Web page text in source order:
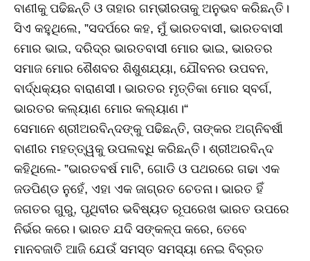
ବାଣୀକୁ ପଢିଛନ୍ତି ଓ ତାହାର ଗମ୍ଭୀରତାକୁ ଅନୁଭବ କରିଛନ୍ତି।
ସିଏ କହୁଥିଲେ, ”ସଦର୍ପରେ କହ, ମୁଁ ଭାରତବାସୀ, ଭାରତବାସୀ
ମୋର ଭାଇ, ଦରିଦ୍ର ଭାରତବାସୀ ମୋର ଭାଇ, ଭାରତର
ସମାଜ ମୋର ଶୈଶବର ଶିଶୁଶଯ୍ୟା, ଯୌବନର ଉପବନ,
ବାର୍ଦ୍ଧକ୍ୟର ବାରାଣସୀ। ଭାରତର ମୃତ୍ତିକା ମୋର ସ୍ବର୍ଗ,
ଭାରତର କଲ୍ୟାଣ ମୋର କଲ୍ୟାଣ।“
ସେମାନେ ଶ୍ରୀଅରବିନ୍ଦଙ୍କୁ ପଢିଛନ୍ତି, ତାଙ୍କର ଅଗ୍ନିବର୍ଷୀ
ବାଣୀର ମହତ୍ତ୍ୱକୁ ଉପଲବ୍ଧି କରିଛନ୍ତି। ଶ୍ରୀଅରବିନ୍ଦ
କହିଥିଲେ- ”ଭାରତବର୍ଷ ମାଟି, ଗୋଡି ଓ ପଥରରେ ଗଢା ଏକ
ଜଡପିଣ୍ଡ ନୁହେଁ, ଏହା ଏକ ଜାଗ୍ରତ ଚେତନା। ଭାରତ ହିଁ
ଜଗତର ଗୁରୁ, ପୃଥିବୀର ଭବିଷ୍ୟତ ରୂପରେଖ ଭାରତ ଉପରେ
ନିର୍ଭର କରେ। ଭାରତ ଯଦି ସଙ୍କଳ୍ପ କରେ, ତେବେ
ମାନବଜାତି ଆଜି ଯେଉଁ ସମସ୍ତ ସମସ୍ୟା ନେଇ ବିବ୍ରତ